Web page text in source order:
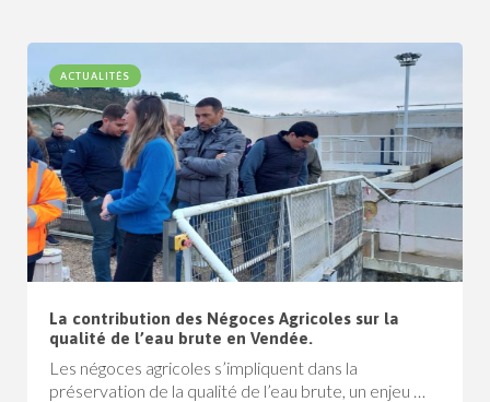
ACTUALITÉS
La contribution des Négoces Agricoles sur la
qualité de l’eau brute en Vendée.
Les négoces agricoles s’impliquent dans la
préservation de la qualité de l’eau brute, un enjeu …